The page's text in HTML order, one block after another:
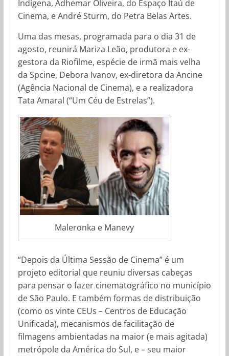
Indígena, Adhemar Oliveira, do Espaço Itaú de
Cinema, e André Sturm, do Petra Belas Artes.
Uma das mesas, programada para o dia 31 de
agosto, reunirá Mariza Leão, produtora e ex-
gestora da Riofilme, espécie de irmã mais velha
da Spcine, Debora Ivanov, ex-diretora da Ancine
(Agência Nacional de Cinema), e a realizadora
Tata Amaral (“Um Céu de Estrelas”).
Maleronka e Manevy
“Depois da Última Sessão de Cinema” é um
projeto editorial que reuniu diversas cabeças
para pensar o fazer cinematográfico no município
de São Paulo. E também formas de distribuição
(como os vinte CEUs – Centros de Educação
Unificada), mecanismos de facilitação de
filmagens ambientadas na maior (e mais agitada)
metrópole da América do Sul, e – seu maior